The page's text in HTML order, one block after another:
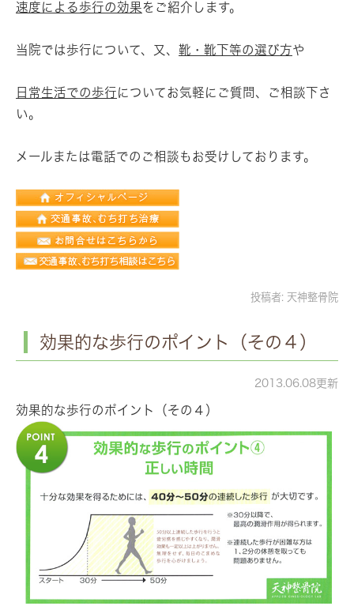
速度による歩行の効果をご紹介します。
当院では歩行について、又、 靴・靴下等の選び方や
日常生活での歩行についてお気軽にご質問、ご相談下さ
い。
メールまたは電話でのご相談もお受けしております。
投稿者: 天神整骨院
効果的な歩行のポイント（その４）
2013.06.08更新
効果的な歩行のポイント（その４）